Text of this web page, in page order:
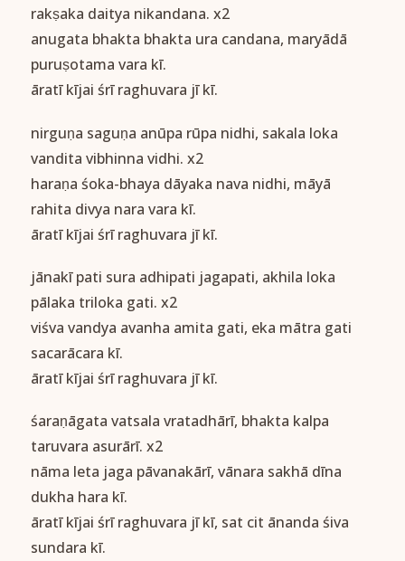
rakṣaka daitya nikandana. x2
anugata bhakta bhakta ura candana, maryādā
puruṣotama vara kī.
āratī kījai śrī raghuvara jī kī.
nirguṇa saguṇa anūpa rūpa nidhi, sakala loka
vandita vibhinna vidhi. x2
haraṇa śoka-bhaya dāyaka nava nidhi, māyā
rahita divya nara vara kī.
āratī kījai śrī raghuvara jī kī.
jānakī pati sura adhipati jagapati, akhila loka
pālaka triloka gati. x2
viśva vandya avanha amita gati, eka mātra gati
sacarācara kī.
āratī kījai śrī raghuvara jī kī.
śaraṇāgata vatsala vratadhārī, bhakta kalpa
taruvara asurārī. x2
nāma leta jaga pāvanakārī, vānara sakhā dīna
dukha hara kī.
āratī kījai śrī raghuvara jī kī, sat cit ānanda śiva
sundara kī.